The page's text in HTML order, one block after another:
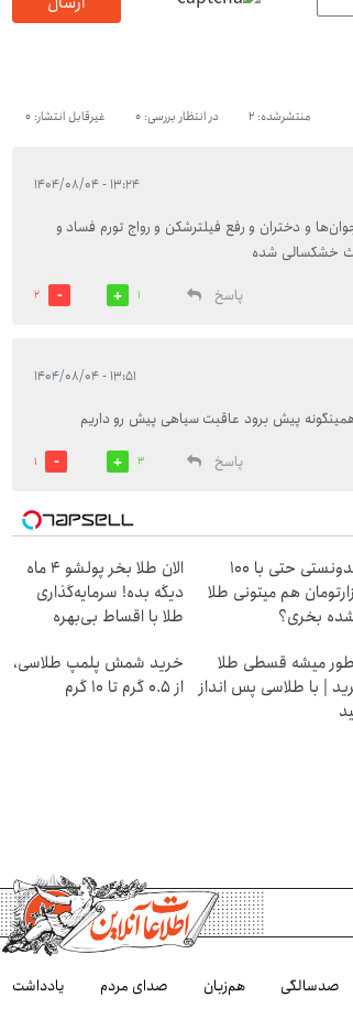
منتشرشده: 2 در انتظار بررسی: 0 غیرقابل انتشار: 0
۱۳:۲۴ - ۱۴۰۴/۰۸/۰۴
و دختران و رفع فیلترشکن و رواج تورم فساد و
خشکسالی شده
پاسخ
1
2
۱۳:۵۱ - ۱۴۰۴/۰۸/۰۴
پیش برود عاقبت سیاهی پیش رو داریم
پاسخ
3
1
میدونستی حتی با ۱۰۰
هم میتونی طلا
بخری؟
الان طلا بخر پولشو 4 ماه
دیگه بده! سرمایه‌گذاری
طلا با اقساط بی‌بهره
میشه قسطی طلا
| با طلاسی پس انداز
خرید شمش پلمپ طلاسی،
از ۰.۵ گرم تا ۱۰ گرم
صدسالگی هم‌زبان صدای مردم یادداشت